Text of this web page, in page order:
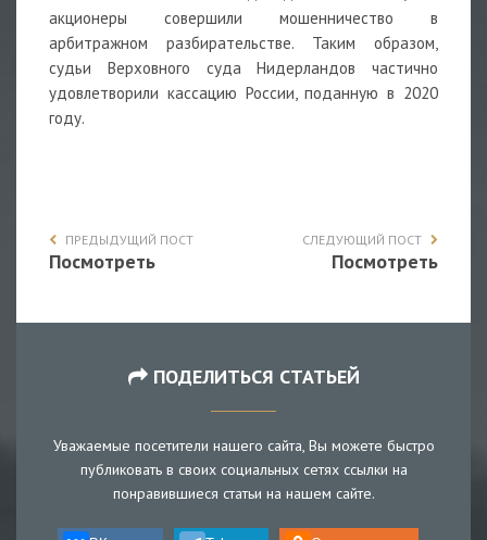
акционеры совершили мошенничество в
арбитражном разбирательстве. Таким образом,
судьи Верховного суда Нидерландов частично
удовлетворили кассацию России, поданную в 2020
году.
ПРЕДЫДУЩИЙ ПОСТ
Посмотреть
СЛЕДУЮЩИЙ ПОСТ
Посмотреть
ПОДЕЛИТЬСЯ СТАТЬЕЙ
Уважаемые посетители нашего сайта, Вы можете быстро
публиковать в своих социальных сетях ссылки на
понравившиеся статьи на нашем сайте.